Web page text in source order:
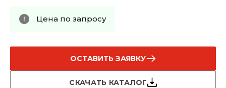
Цена по запросу
ОСТАВИТЬ ЗАЯВКУ
СКАЧАТЬ КАТАЛОГ